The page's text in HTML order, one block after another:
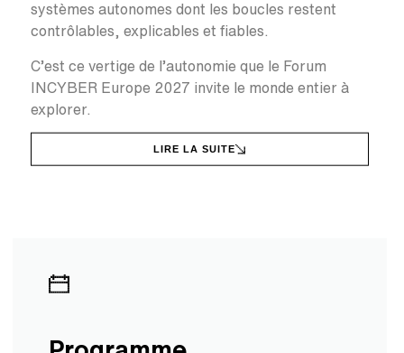
systèmes autonomes dont les boucles restent
contrôlables, explicables et fiables.
C’est ce vertige de l’autonomie que le Forum
INCYBER Europe 2027 invite le monde entier à
explorer.
LIRE LA SUITE